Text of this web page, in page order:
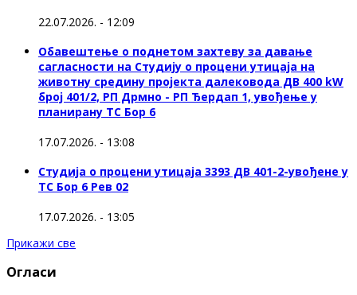
22.07.2026. - 12:09
Обавештење о поднетом захтеву за давање
сагласности на Студију о процени утицаја на
животну средину пројекта далековода ДВ 400 kW
број 401/2, РП Дрмно - РП Ђердап 1, увођење у
планирану ТС Бор 6
17.07.2026. - 13:08
Студија о процени утицаја 3393 ДВ 401-2-увођене у
ТС Бор 6 Рев 02
17.07.2026. - 13:05
Прикажи све
Огласи